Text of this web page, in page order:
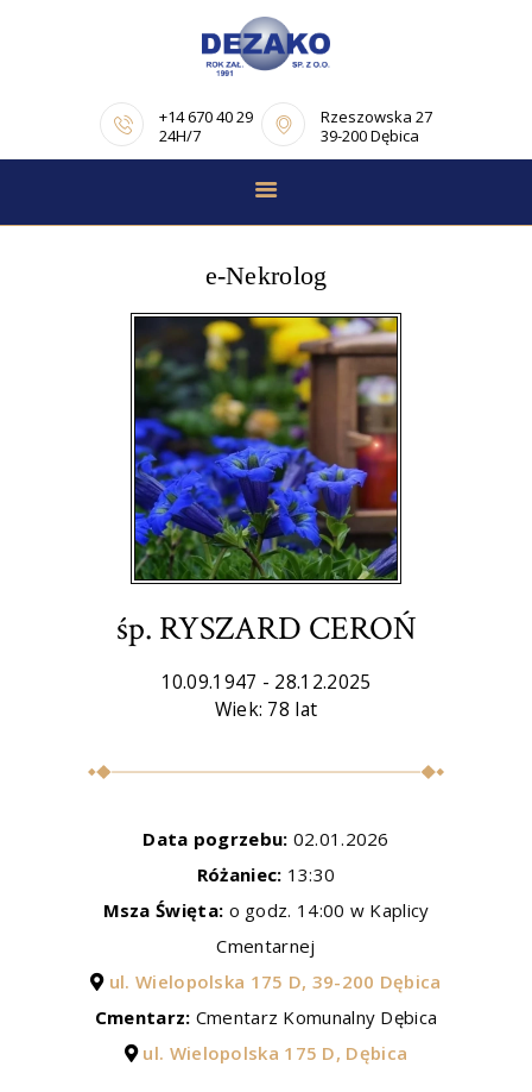
+14 670 40 29
24H/7
Rzeszowska 27
39-200 Dębica
STRONA GŁÓWNA
OFERTA
PORADNIK
POGRZEBOWY
OPINIE
KONTAKT
e-Nekrolog
śp. RYSZARD CEROŃ
10.09.1947 - 28.12.2025
Wiek: 78 lat
Data pogrzebu: 02.01.2026
Różaniec: 13:30
Msza Święta: o godz. 14:00 w Kaplicy
Cmentarnej
ul. Wielopolska 175 D, 39-200 Dębica
Cmentarz: Cmentarz Komunalny Dębica
ul. Wielopolska 175 D, Dębica